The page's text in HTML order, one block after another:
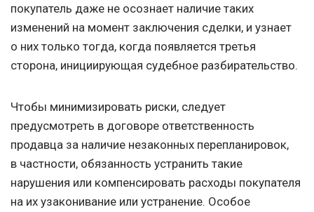
покупатель даже не осознает наличие таких
изменений на момент заключения сделки, и узнает
о них только тогда, когда появляется третья
сторона, инициирующая судебное разбирательство.
Чтобы минимизировать риски, следует
предусмотреть в договоре ответственность
продавца за наличие незаконных перепланировок,
в частности, обязанность устранить такие
нарушения или компенсировать расходы покупателя
на их узаконивание или устранение. Особое